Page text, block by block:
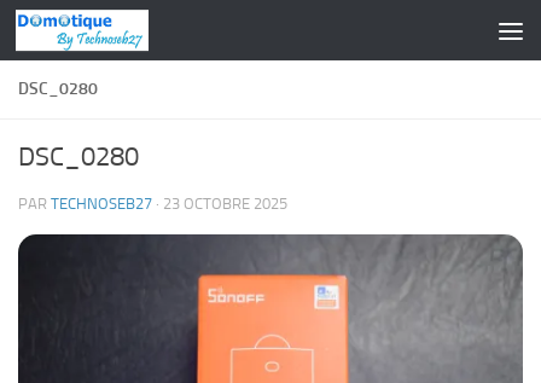
Skip to content
DSC_0280
DSC_0280
PAR TECHNOSEB27 · 23 OCTOBRE 2025